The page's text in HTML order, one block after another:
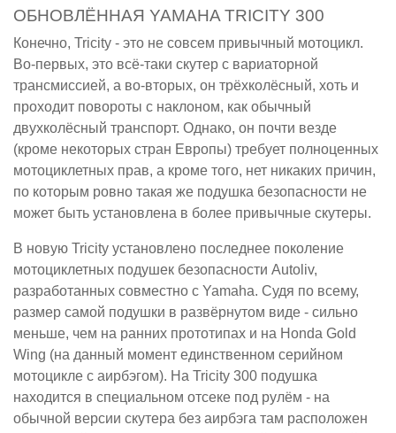
ОБНОВЛЁННАЯ YAMAHA TRICITY 300
Конечно, Tricity - это не совсем привычный мотоцикл.
Во-первых, это всё-таки скутер с вариаторной
трансмиссией, а во-вторых, он трёхколёсный, хоть и
проходит повороты с наклоном, как обычный
двухколёсный транспорт. Однако, он почти везде
(кроме некоторых стран Европы) требует полноценных
мотоциклетных прав, а кроме того, нет никаких причин,
по которым ровно такая же подушка безопасности не
может быть установлена в более привычные скутеры.
В новую Tricity установлено последнее поколение
мотоциклетных подушек безопасности Autoliv,
разработанных совместно с Yamaha. Судя по всему,
размер самой подушки в развёрнутом виде - сильно
меньше, чем на ранних прототипах и на Honda Gold
Wing (на данный момент единственном серийном
мотоцикле с аирбэгом). На Tricity 300 подушка
находится в специальном отсеке под рулём - на
обычной версии скутера без аирбэга там расположен